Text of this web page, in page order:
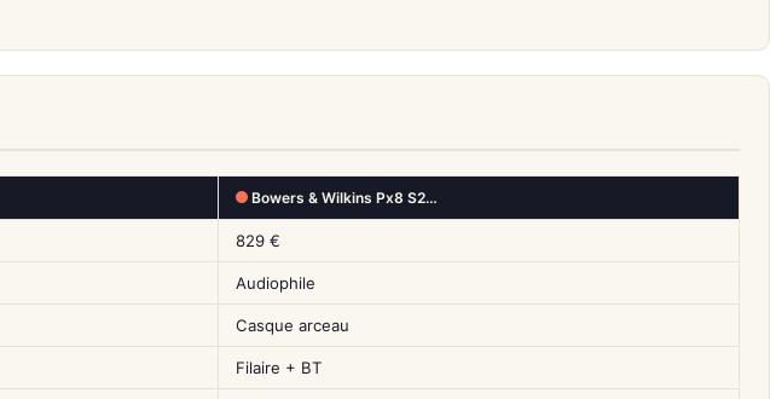
Bowers & Wilkins Px8 S2…
829 €
Audiophile
Casque arceau
Filaire + BT